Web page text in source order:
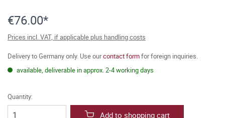
€76.00*
Prices incl. VAT, if applicable plus handling costs
Delivery to Germany only. Use ourcontact formfor foreign inquiries.
available, deliverable in approx. 2-4 working days
Quantity:
Add to shopping cart